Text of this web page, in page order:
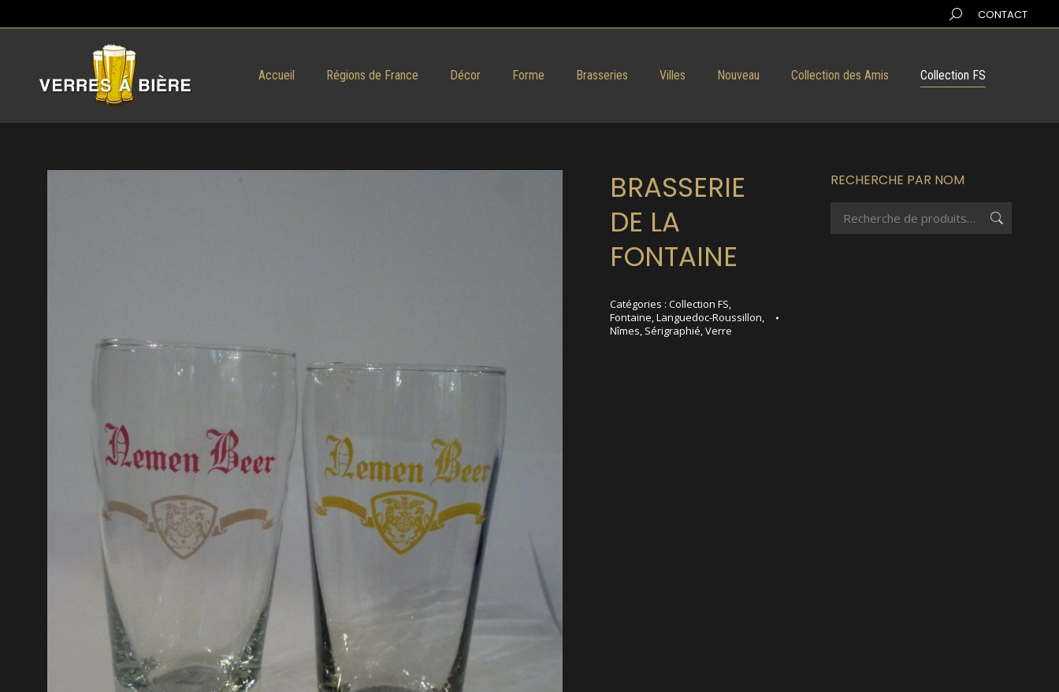
Search:CONTACT
Accueil Régions de France Décor Forme Brasseries Villes Nouveau Collection des Amis Collection FS
BRASSERIE
DE LA
FONTAINE
Catégories : Collection FS,
Fontaine,Languedoc-Roussillon,
Nîmes, Sérigraphié,Verre
RECHERCHE PAR NOM